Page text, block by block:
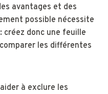
avantages et des
possible nécessite
créez donc une feuille
les différentes
à exclure les